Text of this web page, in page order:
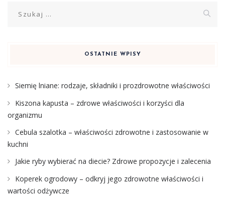
OSTATNIE WPISY
Siemię lniane: rodzaje, składniki i prozdrowotne właściwości
Kiszona kapusta – zdrowe właściwości i korzyści dla
organizmu
Cebula szalotka – właściwości zdrowotne i zastosowanie w
kuchni
Jakie ryby wybierać na diecie? Zdrowe propozycje i zalecenia
Koperek ogrodowy – odkryj jego zdrowotne właściwości i
wartości odżywcze